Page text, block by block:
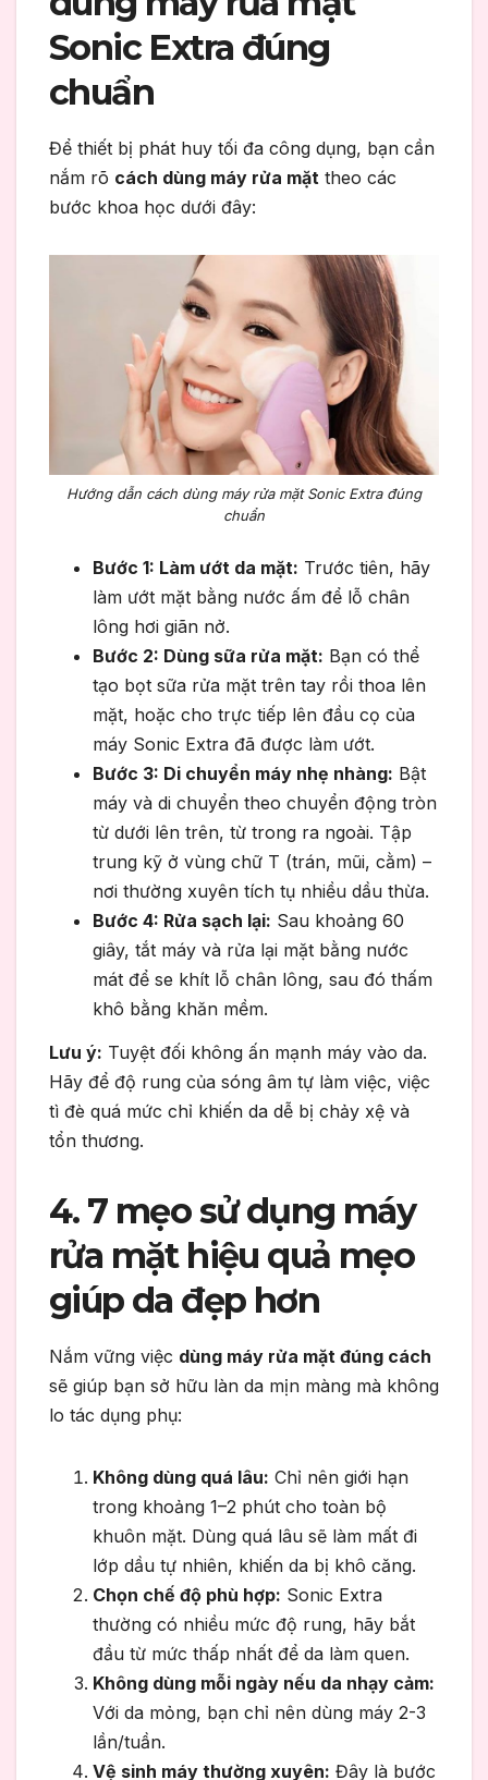
Sonic Extra đúng
chuẩn
Để thiết bị phát huy tối đa công dụng, bạn cần
nắm rõ cách dùng máy rửa mặt theo các
bước khoa học dưới đây:
Hướng dẫn cách dùng máy rửa mặt Sonic Extra đúng
chuẩn
Bước 1: Làm ướt da mặt: Trước tiên, hãy
làm ướt mặt bằng nước ấm để lỗ chân
lông hơi giãn nở.
Bước 2: Dùng sữa rửa mặt: Bạn có thể
tạo bọt sữa rửa mặt trên tay rồi thoa lên
mặt, hoặc cho trực tiếp lên đầu cọ của
máy Sonic Extra đã được làm ướt.
Bước 3: Di chuyển máy nhẹ nhàng: Bật
máy và di chuyển theo chuyển động tròn
từ dưới lên trên, từ trong ra ngoài. Tập
trung kỹ ở vùng chữ T (trán, mũi, cằm) –
nơi thường xuyên tích tụ nhiều dầu thừa.
Bước 4: Rửa sạch lại: Sau khoảng 60
giây, tắt máy và rửa lại mặt bằng nước
mát để se khít lỗ chân lông, sau đó thấm
khô bằng khăn mềm.
Lưu ý: Tuyệt đối không ấn mạnh máy vào da.
Hãy để độ rung của sóng âm tự làm việc, việc
tì đè quá mức chỉ khiến da dễ bị chảy xệ và
tổn thương.
4. 7 mẹo sử dụng máy
rửa mặt hiệu quả mẹo
giúp da đẹp hơn
Nắm vững việc dùng máy rửa mặt đúng cách
sẽ giúp bạn sở hữu làn da mịn màng mà không
lo tác dụng phụ:
Không dùng quá lâu: Chỉ nên giới hạn
trong khoảng 1–2 phút cho toàn bộ
khuôn mặt. Dùng quá lâu sẽ làm mất đi
lớp dầu tự nhiên, khiến da bị khô căng.
Chọn chế độ phù hợp: Sonic Extra
thường có nhiều mức độ rung, hãy bắt
đầu từ mức thấp nhất để da làm quen.
Không dùng mỗi ngày nếu da nhạy cảm:
Với da mỏng, bạn chỉ nên dùng máy 2-3
lần/tuần.
Vệ sinh máy thường xuyên: Đây là bước